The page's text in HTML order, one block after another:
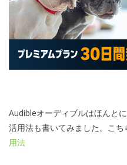
Audibleオーディブルはほんと
活用法も書いてみました。こ
用法